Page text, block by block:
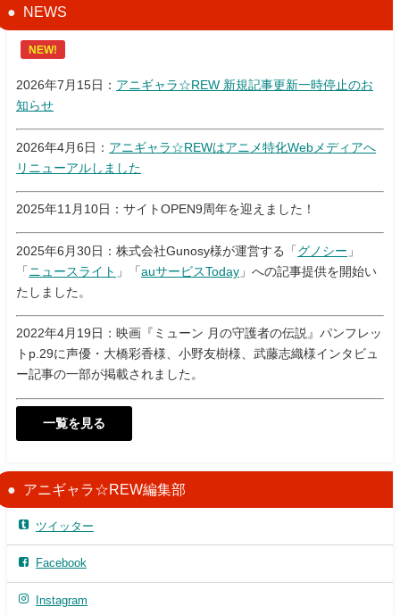
NEWS
NEW!
2026年7月15日： アニギャラ☆REW 新規記事更新一時停止のお
知らせ
2026年4月6日： アニギャラ☆REWはアニメ特化Webメディアへ
リニューアルしました
2025年11月10日：サイトOPEN9周年を迎えました！
2025年6月30日：株式会社Gunosy様が運営する「 グノシー 」
「 ニュースライト 」「auサービスToday 」への記事提供を開始い
たしました。
2022年4月19日：映画『ミューン 月の守護者の伝説』パンフレッ
トp.29に声優・大橋彩香様、小野友樹様、武藤志織様インタビュ
ー記事の一部が掲載されました。
一覧を見る
アニギャラ☆REW編集部
ツイッター
Facebook
Instagram